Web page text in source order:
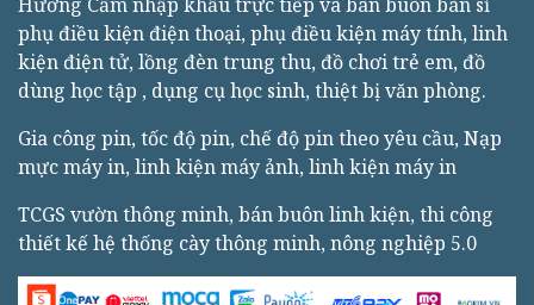
phụ điều kiện điện thoại, phụ điều kiện máy tính, linh
kiện điện tử, lồng đèn trung thu, đồ chơi trẻ em, đồ
dùng học tập , dụng cụ học sinh, thiệt bị văn phòng.
Gia công pin, tốc độ pin, chế độ pin theo yêu cầu, Nạp
mực máy in, linh kiện máy ảnh, linh kiện máy in
TCGS vườn thông minh, bán buôn linh kiện, thi công
thiết kế hệ thống cày thông minh, nông nghiệp 5.0